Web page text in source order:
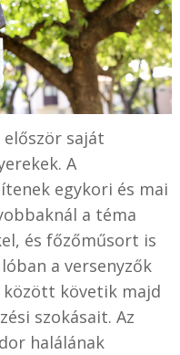
saját
A
egykori és mai
a téma
és főzőműsort is
a versenyzők
között követik majd
szokásait. Az
halálának